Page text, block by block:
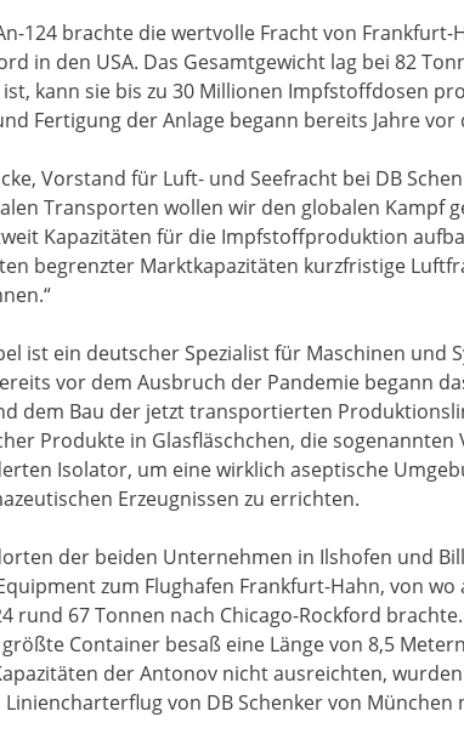
124 brachte die wertvolle Fracht von
in den USA. Das Gesamtgewicht lag bei 82
kann sie bis zu 30 Millionen Impfstoffdosen
Fertigung der Anlage begann bereits Jahre vor
Vorstand für Luft- und Seefracht bei DB
Transporten wollen wir den globalen Kampf
Kapazitäten für die Impfstoffproduktion
begrenzter Marktkapazitäten kurzfristige
ist ein deutscher Spezialist für Maschinen und
vor dem Ausbruch der Pandemie begann
dem Bau der jetzt transportierten
Produkte in Glasfläschchen, die sogenannten
Isolator, um eine wirklich aseptische
Erzeugnissen zu errichten.
der beiden Unternehmen in Ilshofen und
zum Flughafen Frankfurt-Hahn, von
rund 67 Tonnen nach Chicago-Rockford
Container besaß eine Länge von 8,5
der Antonov nicht ausreichten,
von DB Schenker von